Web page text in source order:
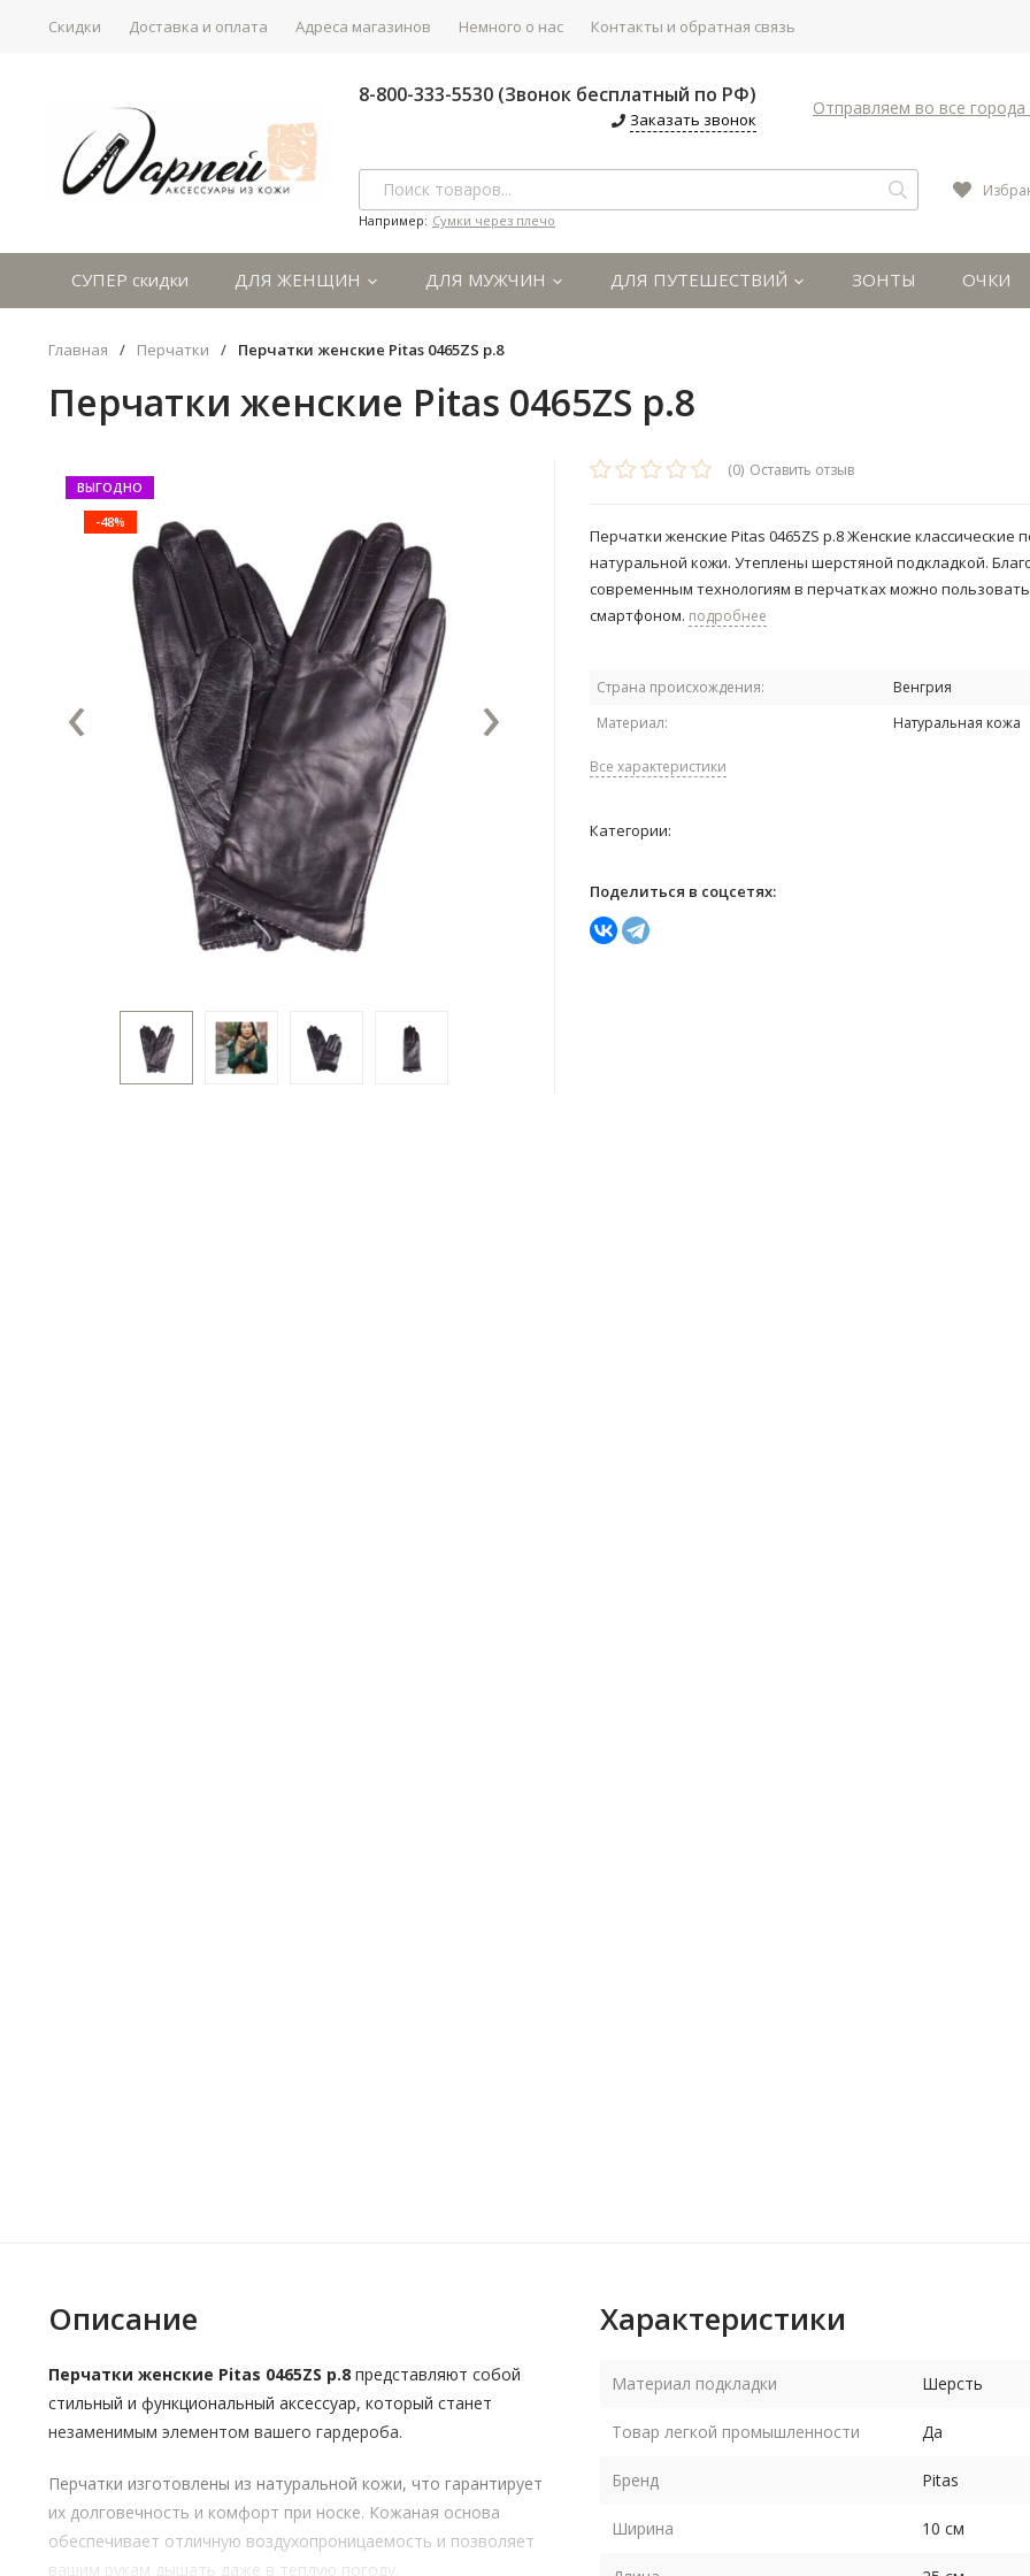
Скидки Доставка и оплата Адреса магазинов Немного о нас Контакты и обратная связь
8-800-333-5530 (Звонок бесплатный по РФ)
Заказать звонок
Отправляем во все города
Например: Сумки через плечо
СУПЕР скидки ДЛЯ ЖЕНЩИН ДЛЯ МУЖЧИН ДЛЯ ПУТЕШЕСТВИЙ ЗОНТЫ ОЧКИ
Главная / Перчатки / Перчатки женские Pitas 0465ZS р.8
Перчатки женские Pitas 0465ZS р.8
ВЫГОДНО
-48%
‹ ›
(0) Оставить отзыв
Перчатки женские Pitas 0465ZS р.8 Женские классические
натуральной кожи. Утеплены шерстяной подкладкой.
современным технологиям в перчатках можно
смартфоном. подробнее
Страна происхождения:
Венгрия
Материал:
Натуральная кожа
Все характеристики
Категории:
Поделиться в соцсетях:
Описание
Перчатки женские Pitas 0465ZS р.8 представляют собой
стильный и функциональный аксессуар, который станет
незаменимым элементом вашего гардероба.
Перчатки изготовлены из натуральной кожи, что гарантирует
их долговечность и комфорт при носке. Кожаная основа
обеспечивает отличную воздухопроницаемость и позволяет
вашим рукам дышать даже в теплую погоду.
Характеристики
Материал подкладки Шерсть
Товар легкой промышленности Да
Бренд Pitas
Ширина 10 см